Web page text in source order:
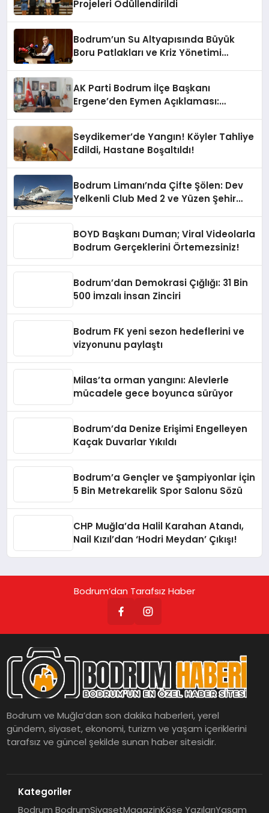
Projeleri Ödüllendirildi
Bodrum’un Su Altyapısında Büyük
Boru Patlakları ve Kriz Yönetimi
AK Parti Bodrum İlçe Başkanı
Ergene’den Eymen Açıklaması:
Seydikemer’de Yangın! Köyler Tahliye
Edildi, Hastane Boşaltıldı!
Bodrum Limanı’nda Çifte Şölen: Dev
Yelkenli Club Med 2 ve Yüzen Şehir
BOYD Başkanı Duman; Viral Videolarla
Bodrum Gerçeklerini Örtemezsiniz!
Bodrum’dan Demokrasi Çığlığı: 31 Bin
500 İmzalı İnsan Zinciri
Bodrum FK yeni sezon hedeflerini ve
vizyonunu paylaştı
Milas’ta orman yangını: Alevlerle
mücadele gece boyunca sürüyor
Bodrum’da Denize Erişimi Engelleyen
Kaçak Duvarlar Yıkıldı
Bodrum’a Gençler ve Şampiyonlar İçin
5 Bin Metrekarelik Spor Salonu Sözü
CHP Muğla’da Halil Karahan Atandı,
Nail Kızıl’dan ‘Hodri Meydan’ Çıkışı!
Bodrum’dan Tarafsız Haber
Bodrum ve Muğla’dan son dakika haberleri, yerel
gündem, siyaset, ekonomi, turizm ve yaşam içeriklerini
tarafsız ve güncel şekilde sunan haber sitesidir.
Kategoriler
Bodrum BodrumSiyasetMagazinKöşe YazılarıYaşam